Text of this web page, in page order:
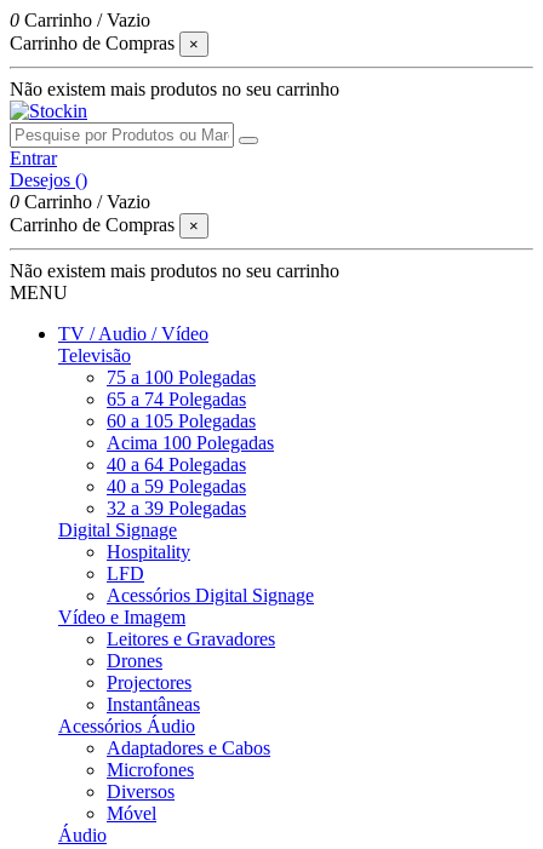
0 Carrinho /Vazio
Carrinho de Compras
×
Não existem mais produtos no seu carrinho
Entrar
Desejos ()
0 Carrinho /Vazio
Carrinho de Compras
×
Não existem mais produtos no seu carrinho
MENU
TV / Audio / Vídeo
Televisão
75 a 100 Polegadas
65 a 74 Polegadas
60 a 105 Polegadas
Acima 100 Polegadas
40 a 64 Polegadas
40 a 59 Polegadas
32 a 39 Polegadas
Digital Signage
Hospitality
LFD
Acessórios Digital Signage
Vídeo e Imagem
Leitores e Gravadores
Drones
Projectores
Instantâneas
Acessórios Áudio
Adaptadores e Cabos
Microfones
Diversos
Móvel
Áudio